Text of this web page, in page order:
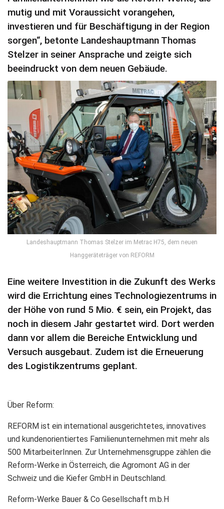
mutig und mit Voraussicht vorangehen,
investieren und für Beschäftigung in der Region
sorgen“, betonte Landeshauptmann Thomas
Stelzer in seiner Ansprache und zeigte sich
beeindruckt von dem neuen Gebäude.
Landeshauptmann Thomas Stelzer im Metrac H75, dem neuen
Hanggeräteträger von REFORM
Eine weitere Investition in die Zukunft des Werks
wird die Errichtung eines Technologiezentrums in
der Höhe von rund 5 Mio. € sein, ein Projekt, das
noch in diesem Jahr gestartet wird. Dort werden
dann vor allem die Bereiche Entwicklung und
Versuch ausgebaut. Zudem ist die Erneuerung
des Logistikzentrums geplant.
Über Reform:
REFORM ist ein international ausgerichtetes, innovatives
und kundenorientiertes Familienunternehmen mit mehr als
500 MitarbeiterInnen. Zur Unternehmensgruppe zählen die
Reform-Werke in Österreich, die Agromont AG in der
Schweiz und die Kiefer GmbH in Deutschland.
Reform-Werke Bauer & Co Gesellschaft m.b.H